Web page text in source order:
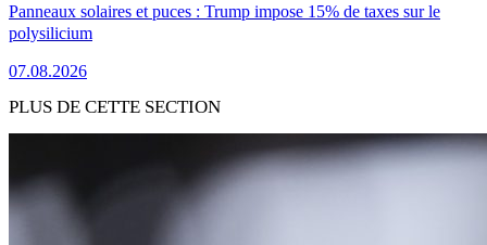
Panneaux solaires et puces : Trump impose 15% de taxes sur le
polysilicium
07.08.2026
PLUS DE CETTE SECTION